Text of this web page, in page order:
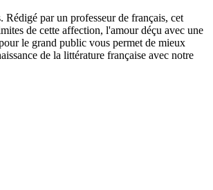
par un professeur de français, cet
de cette affection, l'amour déçu avec une
le grand public vous permet de mieux
de la littérature française avec notre